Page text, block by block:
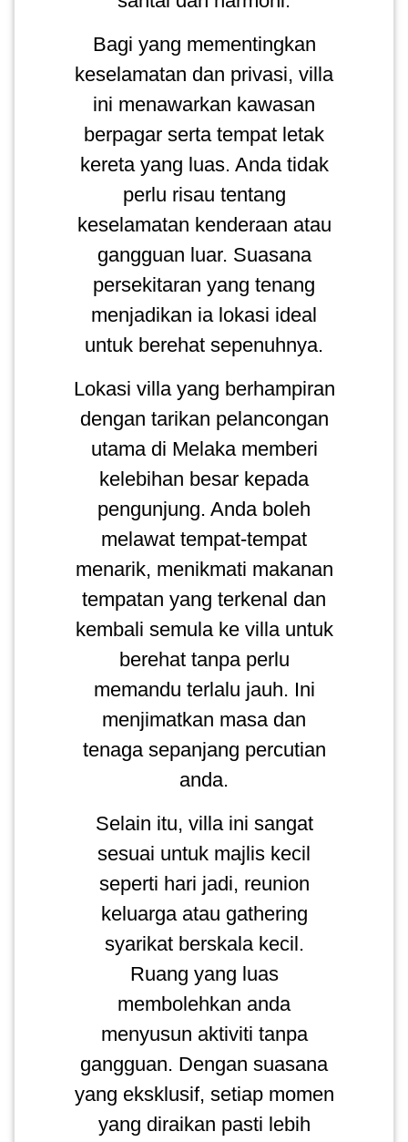
Bagi yang mementingkan
keselamatan dan privasi, villa
ini menawarkan kawasan
berpagar serta tempat letak
kereta yang luas. Anda tidak
perlu risau tentang
keselamatan kenderaan atau
gangguan luar. Suasana
persekitaran yang tenang
menjadikan ia lokasi ideal
untuk berehat sepenuhnya.
Lokasi villa yang berhampiran
dengan tarikan pelancongan
utama di Melaka memberi
kelebihan besar kepada
pengunjung. Anda boleh
melawat tempat-tempat
menarik, menikmati makanan
tempatan yang terkenal dan
kembali semula ke villa untuk
berehat tanpa perlu
memandu terlalu jauh. Ini
menjimatkan masa dan
tenaga sepanjang percutian
anda.
Selain itu, villa ini sangat
sesuai untuk majlis kecil
seperti hari jadi, reunion
keluarga atau gathering
syarikat berskala kecil.
Ruang yang luas
membolehkan anda
menyusun aktiviti tanpa
gangguan. Dengan suasana
yang eksklusif, setiap momen
yang diraikan pasti lebih
PUTRAJAYA(9)
LABUAN(2)
INDONESIA(1)
SINGAPORE(0)
BRUNEI(0)